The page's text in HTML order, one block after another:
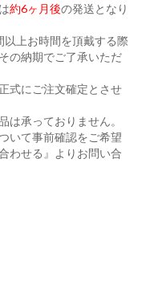
約6ヶ月後の発送となり
以上お時間を頂戴する際
の納期でご了承いただ
式にご注文確定とさせ
は承っておりません。
いて事前確認をご希望
わせる』よりお問い合